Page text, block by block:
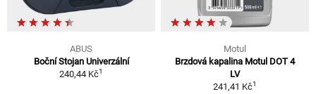
ABUS
Boční Stojan Univerzální
240,44 Kč1
Motul
Brzdová kapalina Motul DOT 4
LV
241,41 Kč1